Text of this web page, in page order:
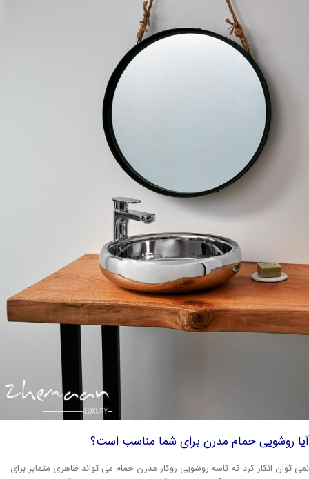
روشویی حمام مدرن برای شما مناسب است؟
توان انکار کرد که کاسه روشویی روکار مدرن حمام می تواند ظاهری متمایز برای